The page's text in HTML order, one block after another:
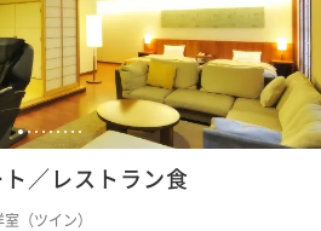
ポイント即利用で最大7％OFF
¥74,000~
2名 ¥ 68,820 ~
12 3 4567 8 9
ト／レストラン食
（ツイン）